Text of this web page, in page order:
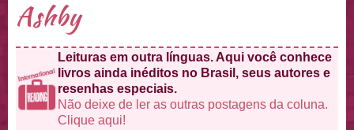
Ashby
Leituras em outra línguas. Aqui você conhece
livros ainda inéditos no Brasil, seus autores e
resenhas especiais.
Não deixe de ler as outras postagens da coluna.
Clique aqui!